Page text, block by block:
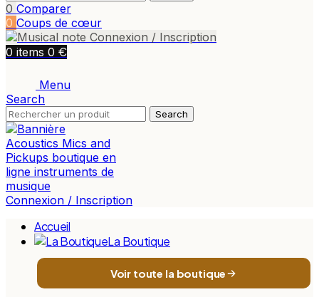
0 Comparer
0 Coups de cœur
Connexion / Inscription
0 items 0 €
Menu
Search
Search
Connexion / Inscription
Accueil
La Boutique
Voir toute la boutique